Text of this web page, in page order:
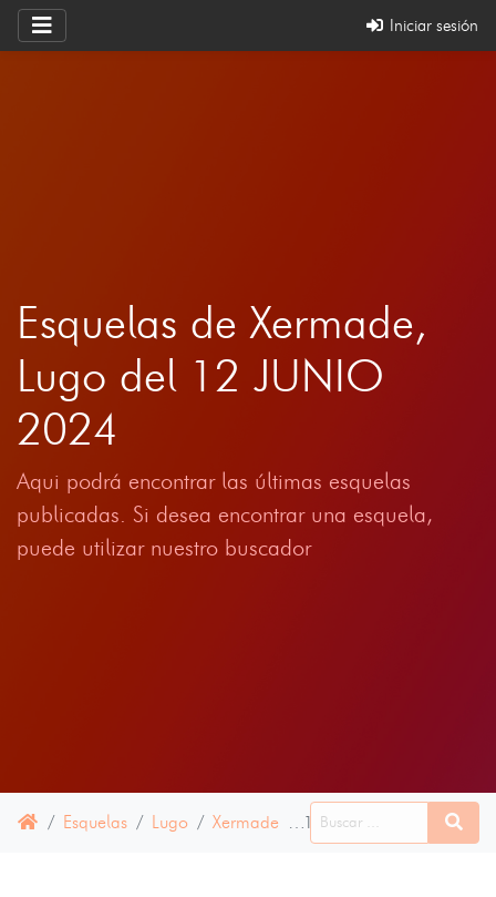
Iniciar sesión
Esquelas de Xermade,
Lugo del 12 JUNIO
2024
Aqui podrá encontrar las últimas esquelas
publicadas. Si desea encontrar una esquela,
puede utilizar nuestro buscador
Esquelas Lugo Xermade 12 JUNIO 2024